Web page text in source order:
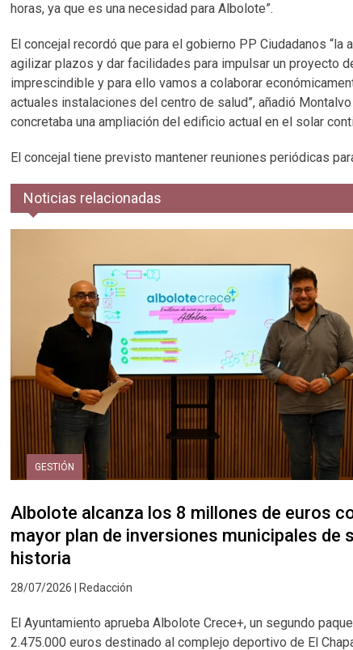
horas, ya que es una necesidad para Albolote”.
El concejal recordó que para el gobierno PP Ciudadanos
agilizar plazos y dar facilidades para impulsar un proyecto
imprescindible y para ello vamos a colaborar
actuales instalaciones del centro de salud”, añadió
concretaba una ampliación del edificio actual en el solar
El concejal tiene previsto mantener reuniones periódicas
Noticias relacionadas
GESTIÓN
Albolote alcanza los 8 millones de euros
mayor plan de inversiones municipales de
historia
28/07/2026 | Redacción
El Ayuntamiento aprueba Albolote Crece+, un segundo
2.475.000 euros destinado al complejo deportivo de El